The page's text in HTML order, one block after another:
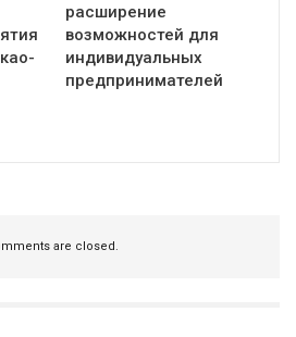
расширение
возможностей для
индивидуальных
предпринимателей
are closed.